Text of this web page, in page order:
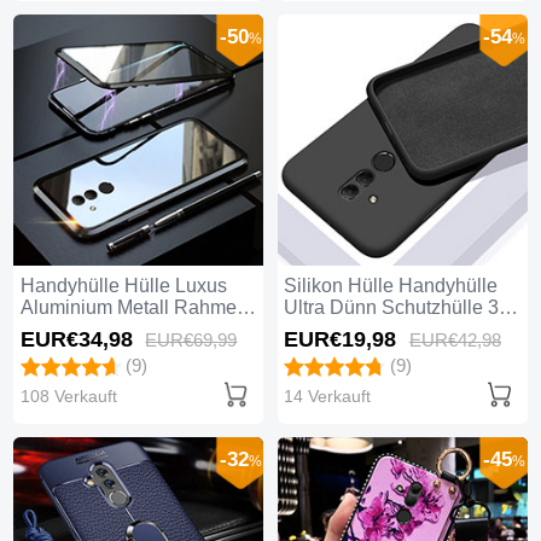
Handyhülle Hülle Luxus
Aluminium Metall Rahmen
Spiegel 360 Grad Tasche
T06 für Huawei Mate 20
Lite Schwarz
-50%
EUR€34,98 EUR€69,99
(9)
108 Verkauft
Silikon Hülle Handyhülle
Ultra Dünn Schutzhülle 360
Grad Tasche C01 für
Huawei Mate 20 Lite
Schwarz
-54%
EUR€19,98 EUR€42,98
(9)
14 Verkauft
-32% -45%